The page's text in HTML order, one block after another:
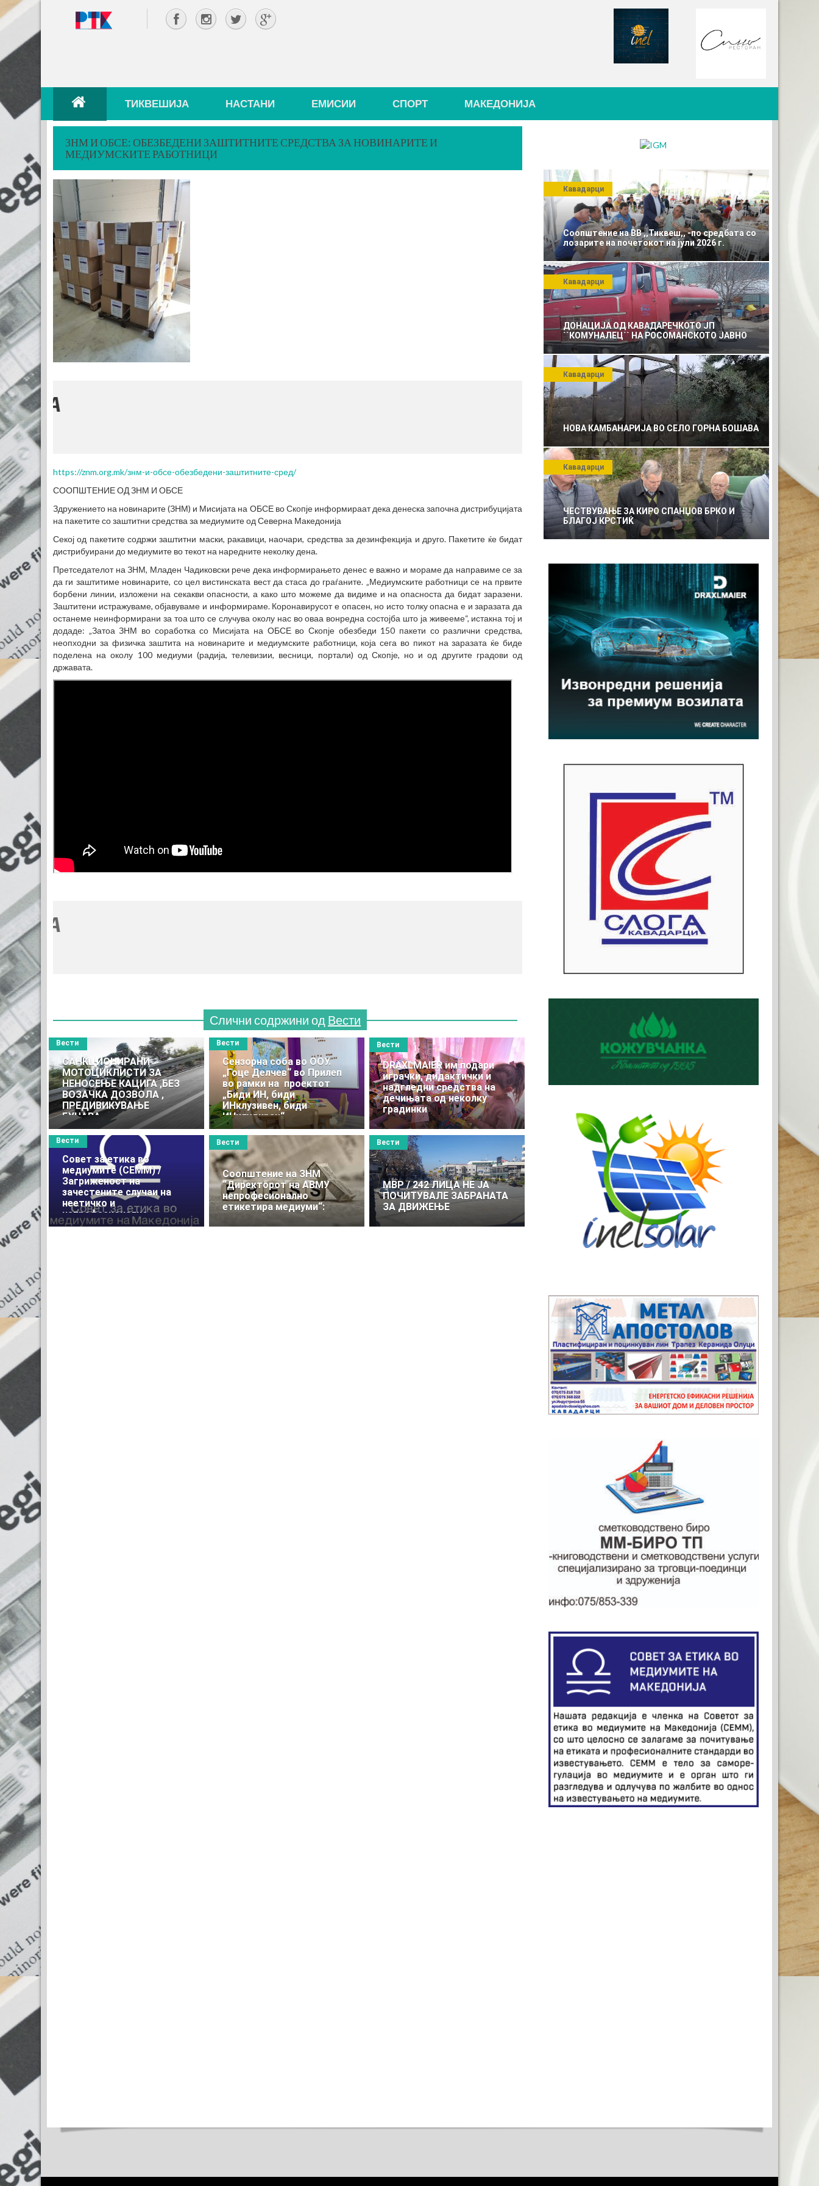
ТИКВЕШИЈА НАСТАНИ ЕМИСИИ СПОРТ МАКЕДОНИЈА
ЗНМ И ОБСЕ: ОБЕЗБЕДЕНИ ЗАШТИТНИТЕ СРЕДСТВА ЗА НОВИНАРИТЕ И
МЕДИУМСКИТЕ РАБОТНИЦИ
МЕСТО ЗА ВАШАТА РЕКЛАМА
(770x120)
https://znm.org.mk/знм-и-обсе-обезбедени-заштитните-сред/
СООПШТЕНИЕ ОД ЗНМ И ОБСЕ
Здружението на новинарите (ЗНМ) и Мисијата на ОБСЕ во Скопје информираат дека денеска започна дистрибуцијата
на пакетите со заштитни средства за медиумите од Северна Македонија
Секој од пакетите содржи заштитни маски, ракавици, наочари, средства за дезинфекција и друго. Пакетите ќе бидат
дистрибуирани до медиумите во текот на наредните неколку дена.
Претседателот на ЗНМ, Младен Чадиковски рече дека информирањето денес е важно и мораме да направиме се за
да ги заштитиме новинарите, со цел вистинската вест да стаса до граѓаните. „Медиумските работници се на првите
борбени линии, изложени на секакви опасности, а како што можеме да видиме и на опасноста да бидат заразени.
Заштитени истражуваме, објавуваме и информираме. Коронавирусот е опасен, но исто толку опасна е и заразата да
останеме неинформирани за тоа што се случува околу нас во оваа вонредна состојба што ја живееме“, истакна тој и
додаде: „Затоа ЗНМ во соработка со Мисијата на ОБСЕ во Скопје обезбеди 150 пакети со различни средства,
неопходни за физичка заштита на новинарите и медиумските работници, која сега во пикот на заразата ќе биде
поделена на околу 100 медиуми (радија, телевизии, весници, портали) од Скопје, но и од другите градови од
државата.
МЕСТО ЗА ВАШАТА РЕКЛАМА
Слични содржини од Вести
САНКЦИОНИРАНИ
МОТОЦИКЛИСТИ ЗА
НЕНОСЕЊЕ КАЦИГА ,БЕЗ
ВОЗАЧКА ДОЗВОЛА ,
ПРЕДИВИКУВАЊЕ
БУЧАВА...
Вести
Сензорна соба во ООУ.
„Гоце Делчев“ во Прилеп
во рамки на проектот
„Биди ИН, биди
ИНклузивен, биди
ИНклудиран“
Вести
DRӒXLMAIER им подари
играчки, дидактички и
надгледни средства на
дечињата од неколку
градинки
Вести
Совет за етика во
медиумите (СЕММ) /
Загриженост на
зачестените случаи на
неетичко и
непрофесионално
известување
Вести
Соопштение на ЗНМ
“Директорот на АВМУ
непрофесионално
етикетира медиуми“:
Вести
МВР / 242 ЛИЦА НЕ ЈА
ПОЧИТУВАЛЕ ЗАБРАНАТА
ЗА ДВИЖЕЊЕ
Вести
Соопштение на ВВ ,,Тиквеш,, -по средбата со
лозарите на почетокот на јули 2026 г.
Кавадарци
ДОНАЦИЈА ОД КАВАДАРЕЧКОТО ЈП
``КОМУНАЛЕЦ`` НА РОСОМАНСКОТО ЈАВНО
ПРЕТПРИЈАТИЕ ЗА КОМУНАЛНО УСЛУГИ
Кавадарци
НОВА КАМБАНАРИЈА ВО СЕЛО ГОРНА БОШАВА
Кавадарци
ЧЕСТВУВАЊЕ ЗА КИРО СПАНЏОВ БРКО И
БЛАГОЈ КРСТИЌ
Кавадарци